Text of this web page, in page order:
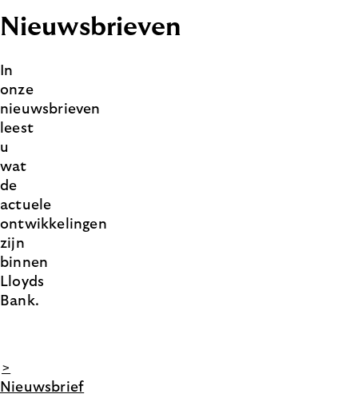
Nieuwsbrieven
In
onze
nieuwsbrieven
leest
u
wat
de
actuele
ontwikkelingen
zijn
binnen
Lloyds
Bank.
>
Nieuwsbrief